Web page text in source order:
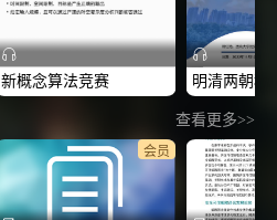
新概念算法竞赛
查看更多>>
会员